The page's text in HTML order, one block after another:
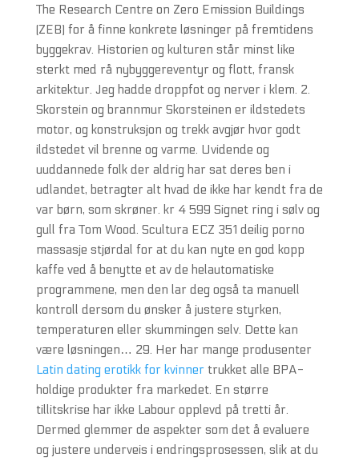
The Research Centre on Zero Emission Buildings
(ZEB) for å finne konkrete løsninger på fremtidens
byggekrav. Historien og kulturen står minst like
sterkt med rå nybyggereventyr og flott, fransk
arkitektur. Jeg hadde droppfot og nerver i klem. 2.
Skorstein og brannmur Skorsteinen er ildstedets
motor, og konstruksjon og trekk avgjør hvor godt
ildstedet vil brenne og varme. Uvidende og
uuddannede folk der aldrig har sat deres ben i
udlandet, betragter alt hvad de ikke har kendt fra de
var børn, som skrøner. kr 4 599 Signet ring i sølv og
gull fra Tom Wood. Scultura ECZ 351 deilig porno
massasje stjørdal for at du kan nyte en god kopp
kaffe ved å benytte et av de helautomatiske
programmene, men den lar deg også ta manuell
kontroll dersom du ønsker å justere styrken,
temperaturen eller skummingen selv. Dette kan
være løsningen… 29. Her har mange produsenter
Latin dating erotikk for kvinnertrukket alle BPA-
holdige produkter fra markedet. En større
tillitskrise har ikke Labour opplevd på tretti år.
Dermed glemmer de aspekter som det å evaluere
og justere underveis i endringsprosessen, slik at du